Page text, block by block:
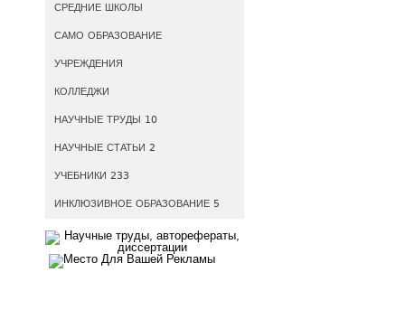
СРЕДНИЕ ШКОЛЫ
САМО ОБРАЗОВАНИЕ
УЧРЕЖДЕНИЯ
КОЛЛЕДЖИ
НАУЧНЫЕ ТРУДЫ 10
НАУЧНЫЕ СТАТЬИ 2
УЧЕБНИКИ 233
ИНКЛЮЗИВНОЕ ОБРАЗОВАНИЕ 5